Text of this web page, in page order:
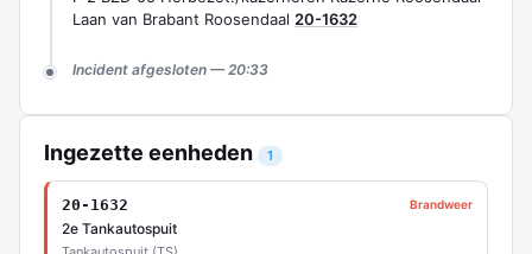
Laan van Brabant Roosendaal 20-1632
Incident afgesloten — 20:33
Ingezette eenheden 1
20-1632 Brandweer
2e Tankautospuit